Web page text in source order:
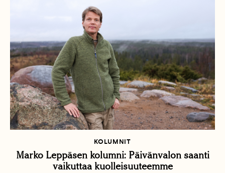
KOLUMNIT
Marko Leppäsen kolumni: Päivänvalon saanti
vaikuttaa kuolleisuuteemme